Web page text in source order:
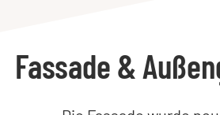
Fassade &